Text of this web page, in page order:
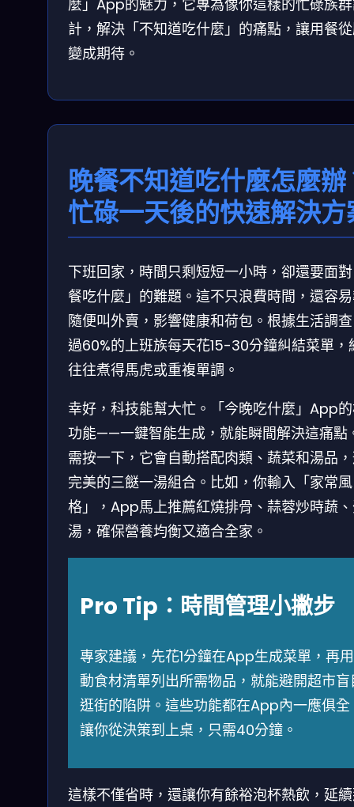
麼」App的魅力，它專為像你這樣的忙碌族
計，解決「不知道吃什麼」的痛點，讓用餐
變成期待。
晚餐不知道吃什麼怎麼辦
忙碌一天後的快速解決方
下班回家，時間只剩短短一小時，卻還要面
餐吃什麼」的難題。這不只浪費時間，還容
隨便叫外賣，影響健康和荷包。根據生活調
過60%的上班族每天花15-30分鐘糾結菜單，
往往煮得馬虎或重複單調。
幸好，科技能幫大忙。「今晚吃什麼」App
功能——一鍵智能生成，就能瞬間解決這痛點
需按一下，它會自動搭配肉類、蔬菜和湯品
完美的三餸一湯組合。比如，你輸入「家常風
格」，App馬上推薦紅燒排骨、蒜蓉炒時蔬
湯，確保營養均衡又適合全家。
Pro Tip：時間管理小撇步
專家建議，先花1分鐘在App生成菜單，再
動食材清單列出所需物品，就能避開超市盲
逛街的陷阱。這些功能都在App內一應俱全
讓你從決策到上桌，只需40分鐘。
這樣不僅省時，還讓你有餘裕泡杯熱飲，延